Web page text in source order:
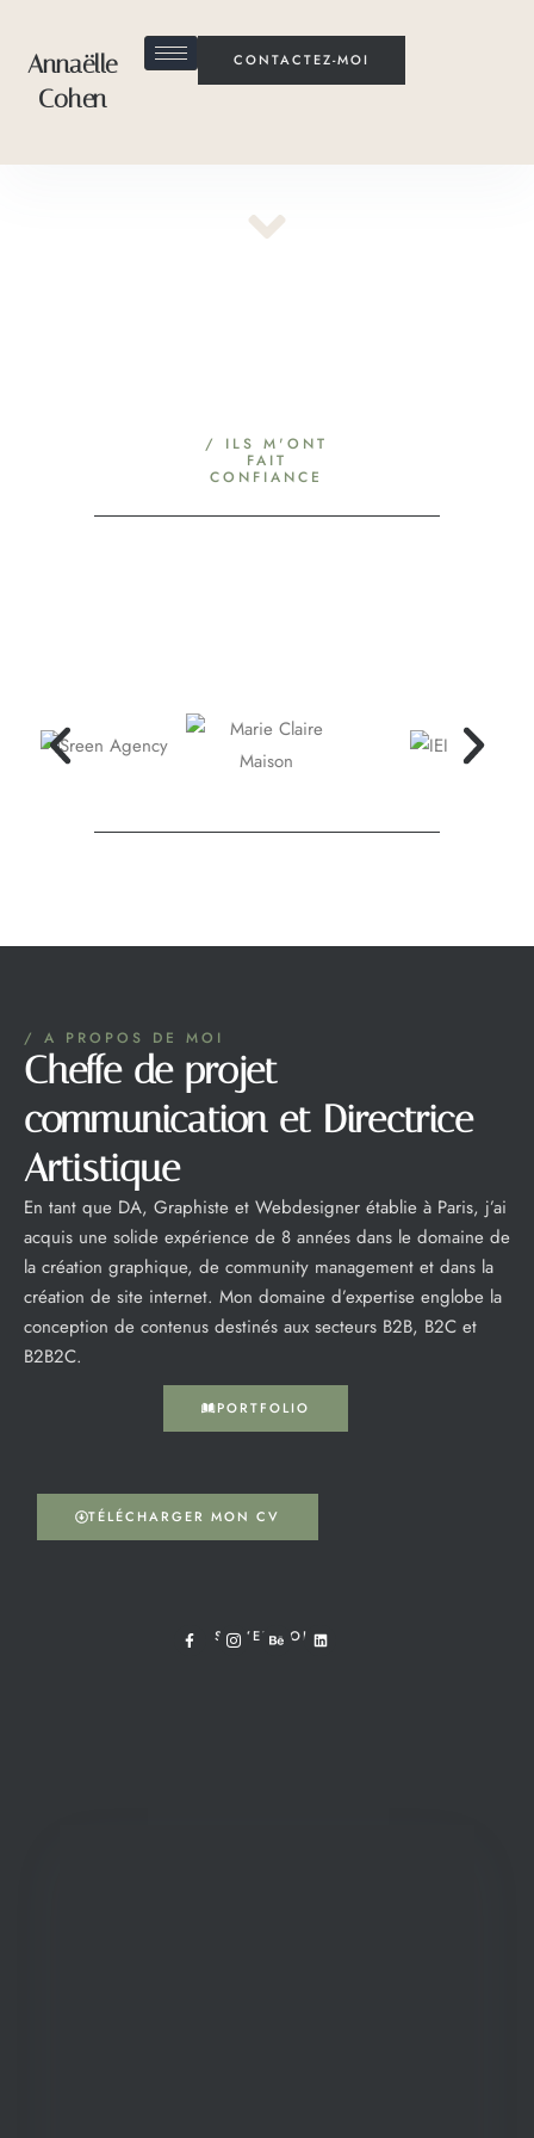
Annaëlle
Cohen
CONTACTEZ-MOI
/ ILS M'ONT
FAIT
CONFIANCE
/ A PROPOS DE MOI
Cheffe de projet
communication et Directrice
Artistique
En tant que DA, Graphiste et Webdesigner établie à Paris, j’ai
acquis une solide expérience de 8 années dans le domaine de
la création graphique, de community management et dans la
création de site internet. Mon domaine d’expertise englobe la
conception de contenus destinés aux secteurs B2B, B2C et
B2B2C.
PORTFOLIO
TÉLÉCHARGER MON CV
SUIVEZ-MOI !